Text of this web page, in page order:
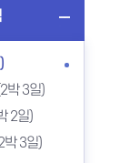
박 3일)
2일)
박 3일)